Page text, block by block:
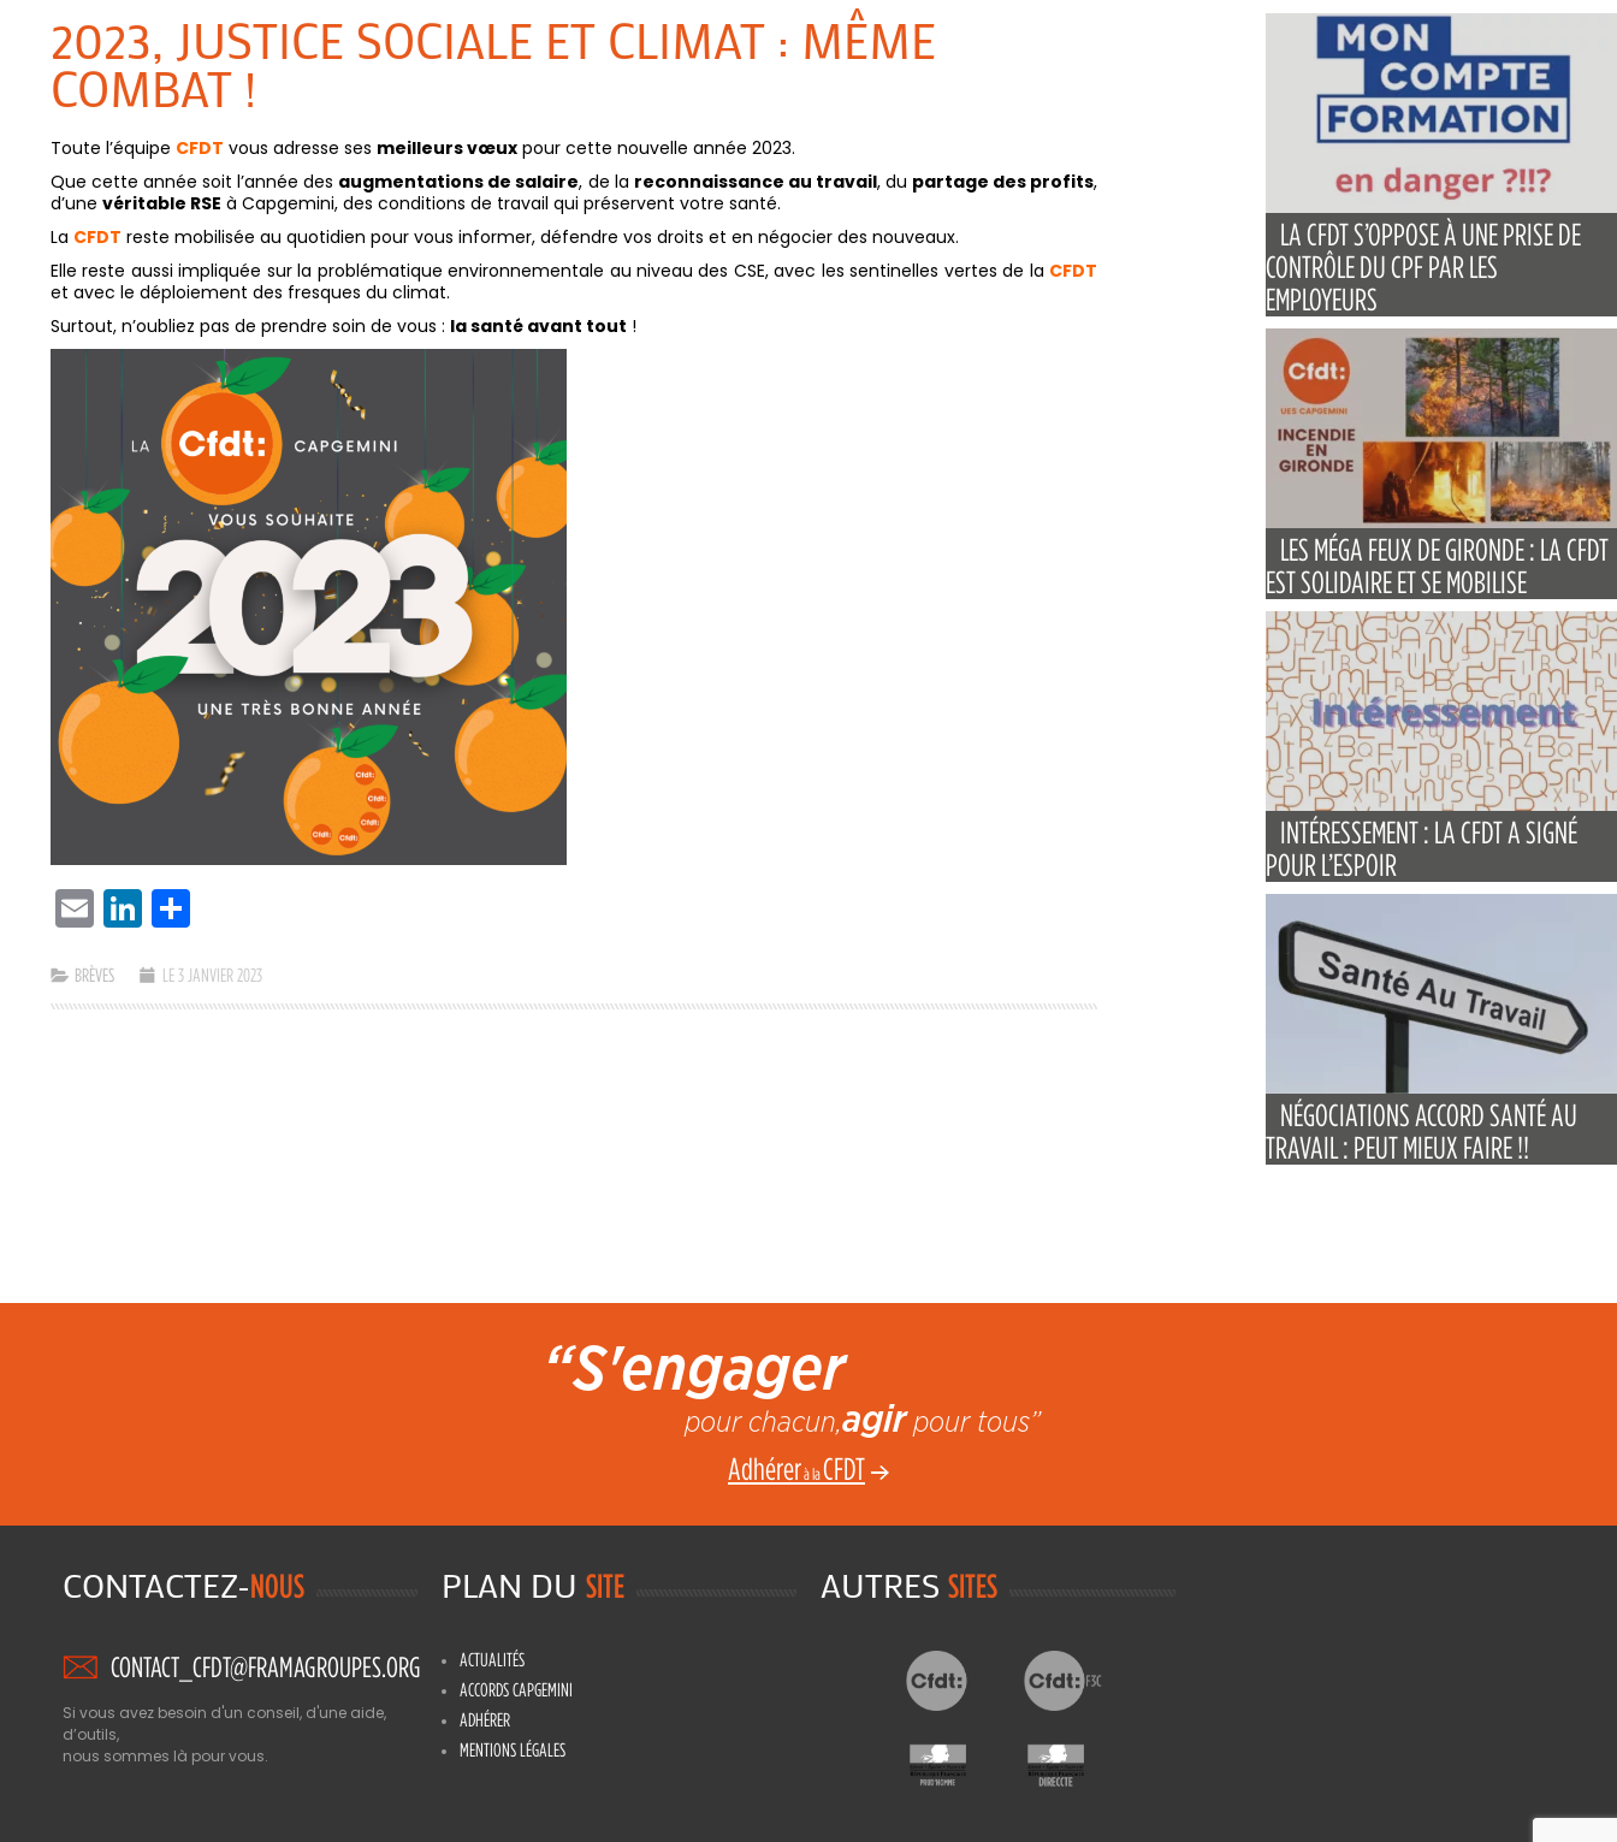
2023, JUSTICE SOCIALE ET CLIMAT : MÊME
COMBAT !
Toute l’équipe CFDT vous adresse ses meilleurs vœux pour cette nouvelle année 2023.
Que cette année soit l’année des augmentations de salaire, de la reconnaissance au travail, du partage des profits,
d’une véritable RSE à Capgemini, des conditions de travail qui préservent votre santé.
La CFDT reste mobilisée au quotidien pour vous informer, défendre vos droits et en négocier des nouveaux.
Elle reste aussi impliquée sur la problématique environnementale au niveau des CSE, avec les sentinelles vertes de la CFDT
et avec le déploiement des fresques du climat.
Surtout, n’oubliez pas de prendre soin de vous : la santé avant tout !
EMAIL LINKEDIN
BRÈVES LE 3 JANVIER 2023
LA CFDT S’OPPOSE À UNE PRISE DE
CONTRÔLE DU CPF PAR LES
EMPLOYEURS
LES MÉGA FEUX DE GIRONDE : LA CFDT
EST SOLIDAIRE ET SE MOBILISE
INTÉRESSEMENT : LA CFDT A SIGNÉ
POUR L’ESPOIR
NÉGOCIATIONS ACCORD SANTÉ AU
TRAVAIL : PEUT MIEUX FAIRE !!
“S'engager
pour chacun,agirpour tous”
Adhérerà laCFDT
CONTACTEZ-NOUS
CONTACT_CFDT@FRAMAGROUPES.ORG
Si vous avez besoin d'un conseil, d'une aide,
d’outils,
nous sommes là pour vous.
PLAN DU SITE
ACTUALITÉS
ACCORDS CAPGEMINI
ADHÉRER
MENTIONS LÉGALES
AUTRES SITES